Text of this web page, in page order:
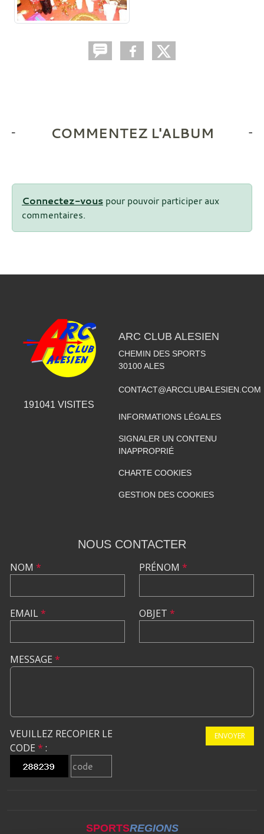
COMMENTEZ L'ALBUM
Connectez-vous pour pouvoir participer aux
commentaires.
191041 VISITES
ARC CLUB ALESIEN
CHEMIN DES SPORTS
30100 ALES
CONTACT@ARCCLUBALESIEN.COM
INFORMATIONS LÉGALES
SIGNALER UN CONTENU
INAPPROPRIÉ
CHARTE COOKIES
GESTION DES COOKIES
NOUS CONTACTER
NOM *
EMAIL*
PRÉNOM *
OBJET *
MESSAGE *
VEUILLEZ RECOPIER LE
CODE * :
ENVOYER
SPORTSREGIONS